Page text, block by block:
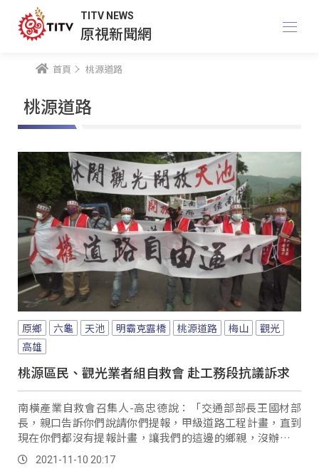
TITV NEWS
原視新聞網
首頁 桃源道路
桃源道路
原鄉 六龜 天池 明霸克露橋 桃源道路 梅山
觀光
高雄
桃源區民、觀光業者組自救會 赴工務段抗議訴求
南橫產業自救會召集人-高忠德說：「交通部部長王國材部
長，親口告訴你們說請你們提報，甲級道路工程計畫，直到
現在你們都沒有提報計畫，讓我們的這邊的鄉親，沒辦法很
安全的回家，我們回家應該是很容易的，不是嗎？...。
2021-11-10 20:17